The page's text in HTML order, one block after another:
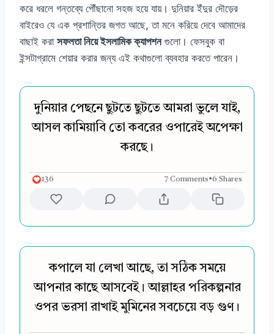
করে ধরলে গন্তব্যে পৌঁছানো সহজ হয়ে যায়। দুনিয়ার ইঁদুর দৌড়ের
বাইরেও যে এক প্রশান্তির জগত আছে, তা মনে করিয়ে দেবে আমাদের
বাছাই করা সফলতা নিয়ে ইসলামিক ক্যাপশনগুলো। ফেসবুক বা
ইন্সটাগ্রামে শেয়ার করার জন্য এই কথাগুলো ব্যবহার করতে পারেন।
দুনিয়ার পেছনে ছুটতে ছুটতে আমরা ভুলে যাই,
আসল কামিয়াবি তো কবরের ওপারেই অপেক্ষা
করছে।
136 7 Comments•6 Shares
কপালে যা লেখা আছে, তা সঠিক সময়ে
আপনার কাছে আসবেই। আল্লাহর পরিকল্পনার
ওপর ভরসা রাখাই মুমিনের সবচেয়ে বড় গুণ।